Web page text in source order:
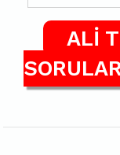
ALİ